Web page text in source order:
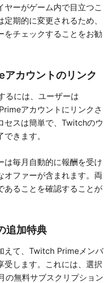
ヤーがゲーム内で目立つこ
期的に変更されるため、
をチェックすることをお勧
カウントのリンク
るには、ユーザーは
アカウントにリンクさ
セスは簡単で、Twitchのウ
きます。
は毎月自動的に報酬を受け
オファーが含まれます。両
あることを確認することが
追加特典
えて、Twitch Primeメンバ
受します。これには、選択
の無料サブスクリプション